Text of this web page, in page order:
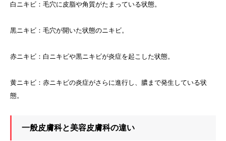
白ニキビ：毛穴に皮脂や角質がたまっている状態。
黒ニキビ：毛穴が開いた状態のニキビ。
赤ニキビ：白ニキビや黒ニキビが炎症を起こした状態。
黄ニキビ：赤ニキビの炎症がさらに進行し、膿まで発生している状
態。
一般皮膚科と美容皮膚科の違い